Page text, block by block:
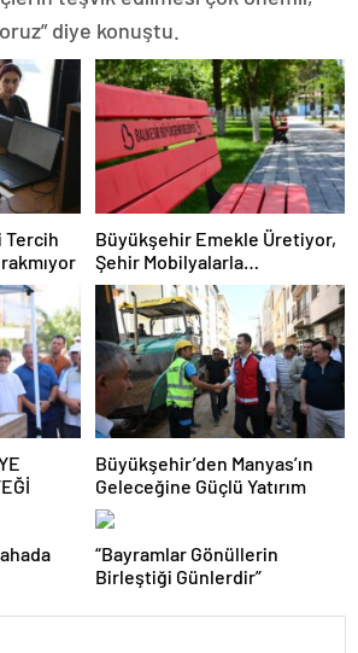
diye konuştu.
Tercih
Büyükşehir Emekle Üretiyor,
Şehir Mobilyalarla
Güzelleşiyor
Büyükşehir’den Manyas’ın
Geleceğine Güçlü Yatırım
“Bayramlar Gönüllerin
Birleştiği Günlerdir”